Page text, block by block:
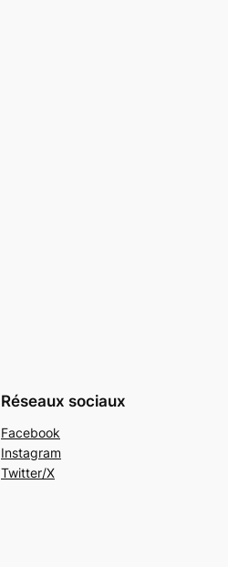
Réseaux sociaux
Facebook
Instagram
Twitter/X